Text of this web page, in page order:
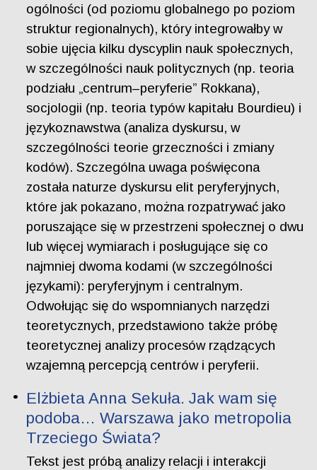
ogólności (od poziomu globalnego po poziom
struktur regionalnych), który integrowałby w
sobie ujęcia kilku dyscyplin nauk społecznych,
w szczególności nauk politycznych (np. teoria
podziału „centrum–peryferie” Rokkana),
socjologii (np. teoria typów kapitału Bourdieu) i
językoznawstwa (analiza dyskursu, w
szczególności teorie grzeczności i zmiany
kodów). Szczególna uwaga poświęcona
została naturze dyskursu elit peryferyjnych,
które jak pokazano, można rozpatrywać jako
poruszające się w przestrzeni społecznej o dwu
lub więcej wymiarach i posługujące się co
najmniej dwoma kodami (w szczególności
językami): peryferyjnym i centralnym.
Odwołując się do wspomnianych narzędzi
teoretycznych, przedstawiono także próbę
teoretycznej analizy procesów rządzących
wzajemną percepcją centrów i peryferii.
Elżbieta Anna Sekuła. Jak wam się
podoba… Warszawa jako metropolia
Trzeciego Świata?
Tekst jest próbą analizy relacji i interakcji